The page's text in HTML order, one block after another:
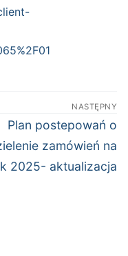
NASTĘPNY
Następny
wpis:
Plan postepowań o
zamówień na
2025- aktualizacja